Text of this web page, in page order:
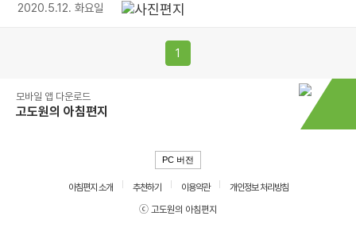
2020.5.12. 화요일
1
모바일 앱 다운로드
고도원의 아침편지
PC 버전
아침편지 소개 추천하기 이용약관
개인정보 처리방침
ⓒ 고도원의 아침편지